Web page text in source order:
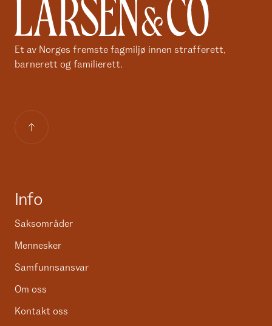
Et av Norges fremste fagmiljø innen strafferett,
barnerett og familierett.
Info
Saksområder
Mennesker
Samfunnsansvar
Om oss
Kontakt oss